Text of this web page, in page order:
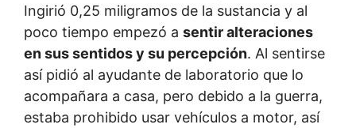
Ingirió 0,25 miligramos de la sustancia y al
poco tiempo empezó a sentir alteraciones
en sus sentidos y su percepción. Al sentirse
así pidió al ayudante de laboratorio que lo
acompañara a casa, pero debido a la guerra,
estaba prohibido usar vehículos a motor, así